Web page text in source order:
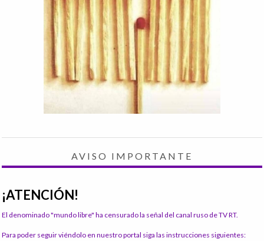
AVISO IMPORTANTE
¡ATENCIÓN!
El denominado "mundo libre" ha censurado la señal del canal ruso de TV RT.
Para poder seguir viéndolo en nuestro portal siga las instrucciones siguientes: